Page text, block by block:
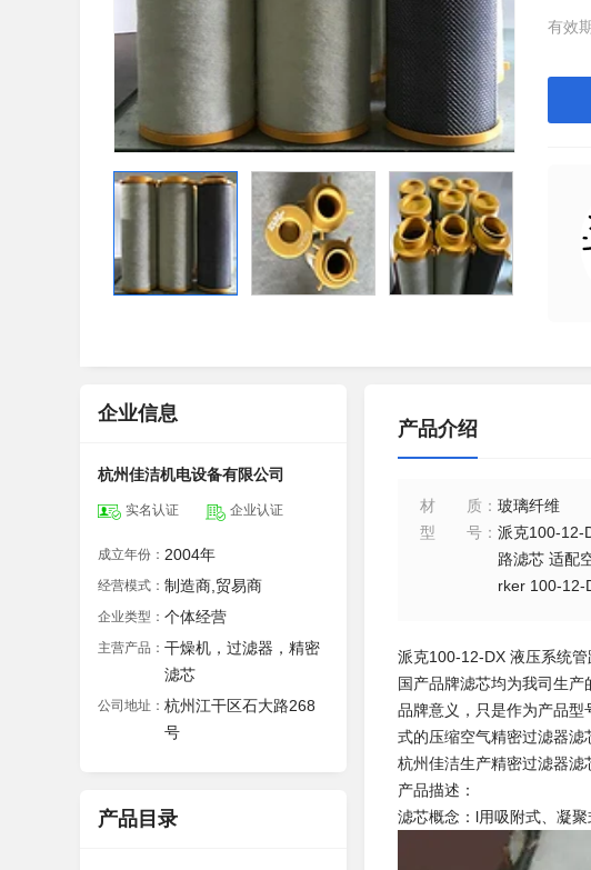
有效
企业信息
杭州佳洁机电设备有限公司
实名认证 企业认证
成立年份： 2004年
经营模式： 制造商,贸易商
企业类型： 个体经营
主营产品： 干燥机，过滤器，精密
滤芯
公司地址： 杭州江干区石大路268
号
产品目录
产品介绍
材质 ： 玻璃纤维
型号 ： 派克100-12-
路滤芯 适配
rker 100-12-
派克100-12-DX 液压系统
国产品牌滤芯均为我司生
品牌意义，只是作为产品
式的压缩空气精密过滤器滤
杭州佳洁生产精密过滤器滤
产品描述：
滤芯概念：l用吸附式、凝